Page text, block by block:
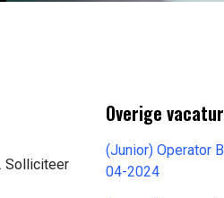
Solliciteer
Overige
(Junior) Operator
04-2024